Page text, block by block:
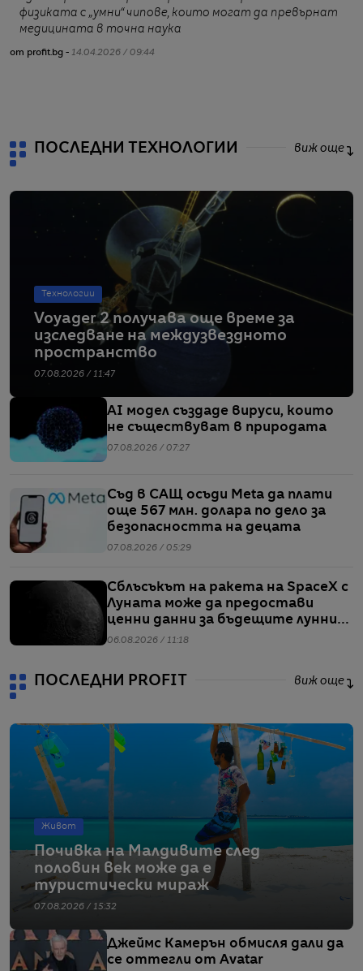
физиката с „умни“ чипове, които могат да превърнат
медицината в точна наука
от profit.bg - 14.04.2026 / 09:44
ПОСЛЕДНИ ТЕХНОЛОГИИ виж още
Технологии
Voyager 2 получава още време за
изследване на междузвездното
пространство
07.08.2026 / 11:47
AI модел създаде вируси, които
не съществуват в природата
07.08.2026 / 07:27
Съд в САЩ осъди Meta да плати
още 567 млн. долара по дело за
безопасността на децата
07.08.2026 / 05:29
Сблъсъкът на ракета на SpaceX с
Луната може да предостави
ценни данни за бъдещите лунни
мисии
06.08.2026 / 11:18
ПОСЛЕДНИ PROFIT виж още
Живот
Почивка на Малдивите след
половин век може да е
туристически мираж
07.08.2026 / 15:32
Джеймс Камерън обмисля дали да
се оттегли от Avatar